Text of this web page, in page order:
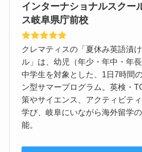
インターナショナルスクー
ス岐阜県庁前校
クレマティスの「夏休み英語漬
ル」は、幼児（年少・年中・年
中学生を対象とした、1日7時間
ン型サマープログラム。英検・
策やサイエンス、アクティビテ
学び、岐阜にいながら海外留学
能。